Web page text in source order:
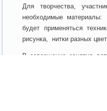
Для творчества,
необходимые материалы:
будет применяться
рисунка, нитки разных
В завершение занятия